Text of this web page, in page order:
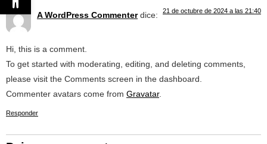
A WordPress Commenter dice: 21 de octubre de 2024 a las 21:40
Hi, this is a comment.
To get started with moderating, editing, and deleting comments,
please visit the Comments screen in the dashboard.
Commenter avatars come from Gravatar.
Responder